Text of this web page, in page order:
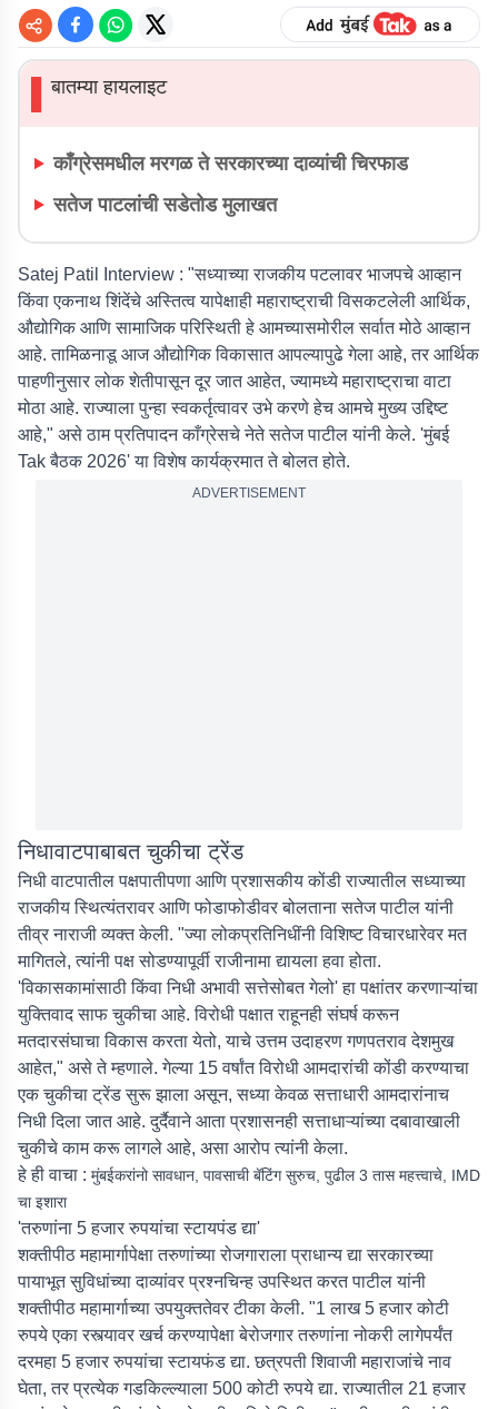
▌बातम्या हायलाइट
काँग्रेसमधील मरगळ ते सरकारच्या दाव्यांची चिरफाड
सतेज पाटलांची सडेतोड मुलाखत
Satej Patil Interview : "सध्याच्या राजकीय पटलावर भाजपचे आव्हान
किंवा एकनाथ शिंदेंचे अस्तित्व यापेक्षाही महाराष्ट्राची विसकटलेली आर्थिक,
औद्योगिक आणि सामाजिक परिस्थिती हे आमच्यासमोरील सर्वात मोठे आव्हान
आहे. तामिळनाडू आज औद्योगिक विकासात आपल्यापुढे गेला आहे, तर आर्थिक
पाहणीनुसार लोक शेतीपासून दूर जात आहेत, ज्यामध्ये महाराष्ट्राचा वाटा
मोठा आहे. राज्याला पुन्हा स्वकर्तृत्वावर उभे करणे हेच आमचे मुख्य उद्दिष्ट
आहे," असे ठाम प्रतिपादन काँग्रेसचे नेते सतेज पाटील यांनी केले. 'मुंबई
Tak बैठक 2026' या विशेष कार्यक्रमात ते बोलत होते.
ADVERTISEMENT
निधावाटपाबाबत चुकीचा ट्रेंड
निधी वाटपातील पक्षपातीपणा आणि प्रशासकीय कोंडी राज्यातील सध्याच्या
राजकीय स्थित्यंतरावर आणि फोडाफोडीवर बोलताना सतेज पाटील यांनी
तीव्र नाराजी व्यक्त केली. "ज्या लोकप्रतिनिधींनी विशिष्ट विचारधारेवर मत
मागितले, त्यांनी पक्ष सोडण्यापूर्वी राजीनामा द्यायला हवा होता.
'विकासकामांसाठी किंवा निधी अभावी सत्तेसोबत गेलो' हा पक्षांतर करणाऱ्यांचा
युक्तिवाद साफ चुकीचा आहे. विरोधी पक्षात राहूनही संघर्ष करून
मतदारसंघाचा विकास करता येतो, याचे उत्तम उदाहरण गणपतराव देशमुख
आहेत," असे ते म्हणाले. गेल्या 15 वर्षांत विरोधी आमदारांची कोंडी करण्याचा
एक चुकीचा ट्रेंड सुरू झाला असून, सध्या केवळ सत्ताधारी आमदारांनाच
निधी दिला जात आहे. दुर्दैवाने आता प्रशासनही सत्ताधाऱ्यांच्या दबावाखाली
चुकीचे काम करू लागले आहे, असा आरोप त्यांनी केला.
हे ही वाचा : मुंबईकरांनो सावधान, पावसाची बॅटिंग सुरुच, पुढील 3 तास महत्त्वाचे, IMD
चा इशारा
'तरुणांना 5 हजार रुपयांचा स्टायपंड द्या'
शक्तीपीठ महामार्गापेक्षा तरुणांच्या रोजगाराला प्राधान्य द्या सरकारच्या
पायाभूत सुविधांच्या दाव्यांवर प्रश्नचिन्ह उपस्थित करत पाटील यांनी
शक्तीपीठ महामार्गाच्या उपयुक्ततेवर टीका केली. "1 लाख 5 हजार कोटी
रुपये एका रस्त्यावर खर्च करण्यापेक्षा बेरोजगार तरुणांना नोकरी लागेपर्यंत
दरमहा 5 हजार रुपयांचा स्टायफंड द्या. छत्रपती शिवाजी महाराजांचे नाव
घेता, तर प्रत्येक गडकिल्ल्याला 500 कोटी रुपये द्या. राज्यातील 21 हजार